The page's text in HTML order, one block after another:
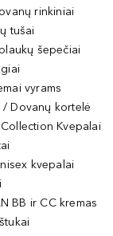
rinkiniai
tušai
šepečiai
vyrams
/ Dovanų kortelė
Kvepalai
kvepalai
BB ir CC kremas